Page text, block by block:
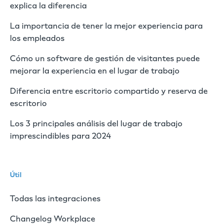
explica la diferencia
La importancia de tener la mejor experiencia para
los empleados
Cómo un software de gestión de visitantes puede
mejorar la experiencia en el lugar de trabajo
Diferencia entre escritorio compartido y reserva de
escritorio
Los 3 principales análisis del lugar de trabajo
imprescindibles para 2024
Útil
Todas las integraciones
Changelog Workplace